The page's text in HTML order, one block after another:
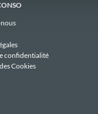
confidentialité
Cookies